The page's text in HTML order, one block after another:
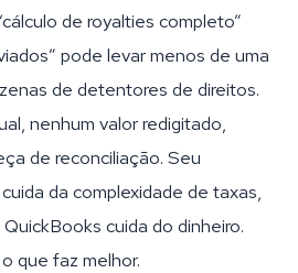
de royalties completo”
pode levar menos de uma
de detentores de direitos.
nenhum valor redigitado,
de reconciliação. Seu
da complexidade de taxas,
cuida do dinheiro.
que faz melhor.